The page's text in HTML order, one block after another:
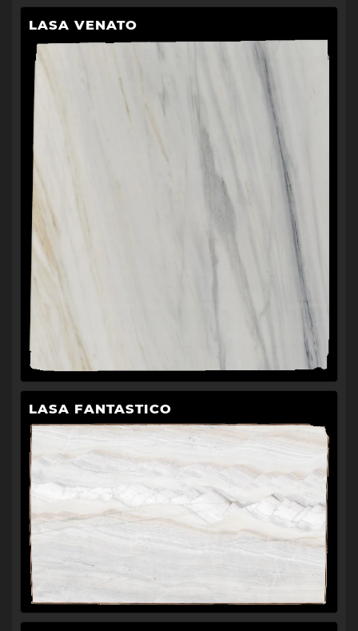
LASA VENATO
LASA FANTASTICO